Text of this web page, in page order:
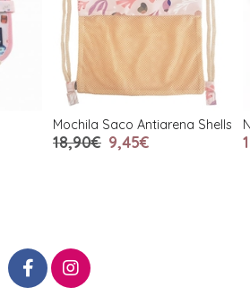
Mochila Saco Antiarena Shells
18,90€ 9,45€